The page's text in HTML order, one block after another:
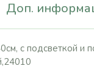
Доп.
с подсветкой и